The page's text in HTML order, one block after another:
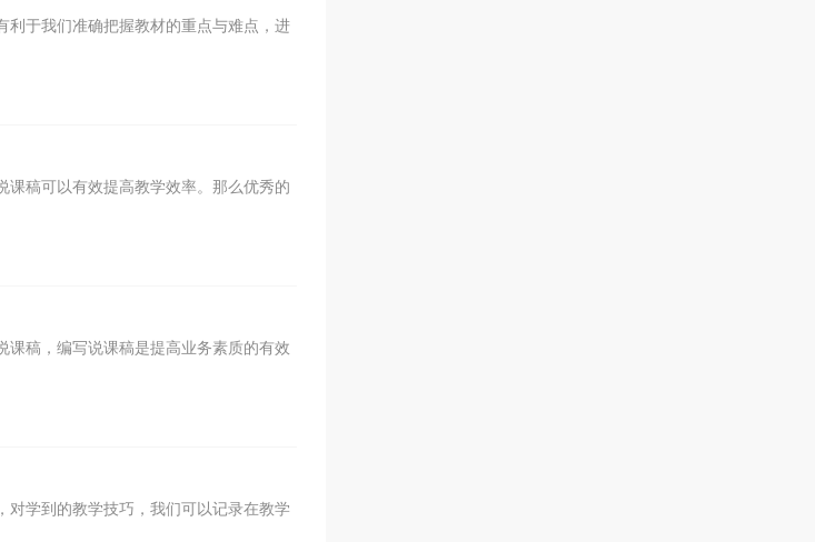
于我们准确把握教材的重点与难点，进
稿可以有效提高教学效率。那么优秀的
稿，编写说课稿是提高业务素质的有效
学到的教学技巧，我们可以记录在教学